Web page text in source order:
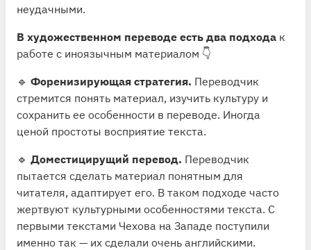
неудачными.
В художественном переводе есть два подхода к
работе с иноязычным материалом 👇
🔹 Форенизирующая стратегия. Переводчик
стремится понять материал, изучить культуру и
сохранить ее особенности в переводе. Иногда
ценой простоты восприятие текста.
🔹 Доместицирущий перевод. Переводчик
пытается сделать материал понятным для
читателя, адаптирует его. В таком подходе часто
жертвуют культурными особенностями текста. С
первыми текстами Чехова на Западе поступили
именно так — их сделали очень английскими.